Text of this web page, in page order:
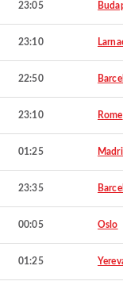
23:05
23:10
22:50
23:10 Rome
01:25
23:35
00:05 Oslo
01:25